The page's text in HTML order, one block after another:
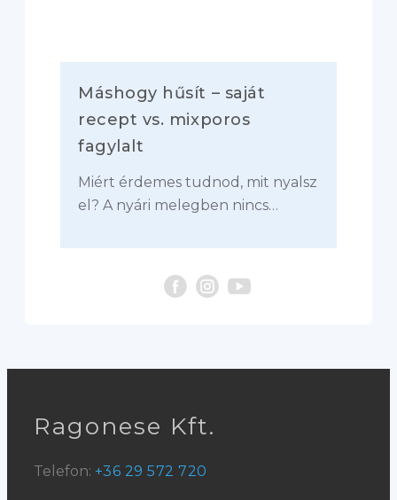
Máshogy hűsít – saját
recept vs. mixporos
fagylalt
Miért érdemes tudnod, mit nyalsz
el? A nyári melegben nincs…
Ragonese Kft.
Telefon: +36 29 572 720